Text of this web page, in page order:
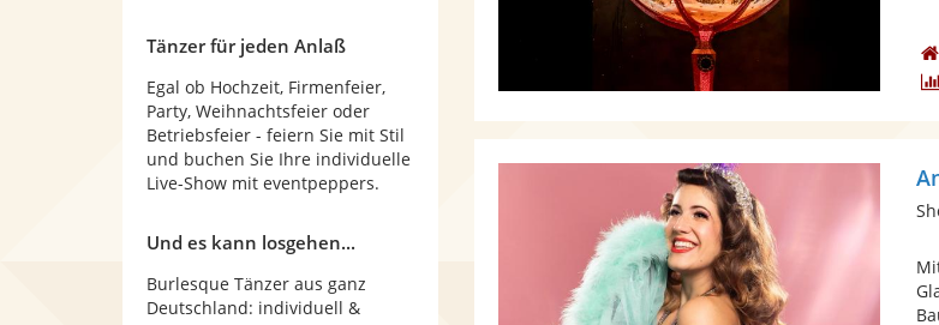
Tänzer für jeden Anlaß
Egal ob Hochzeit, Firmenfeier,
Party, Weihnachtsfeier oder
Betriebsfeier - feiern Sie mit Stil
und buchen Sie Ihre individuelle
Live-Show mit eventpeppers.
Und es kann losgehen...
Burlesque Tänzer aus ganz
Deutschland: individuell &